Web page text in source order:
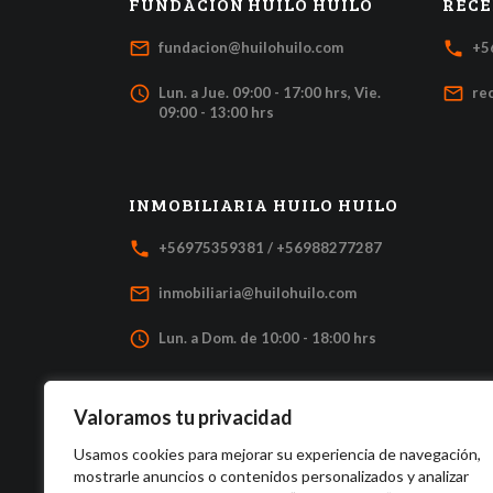
Valoramos tu privacidad
Usamos cookies para mejorar su experiencia de navegación,
mostrarle anuncios o contenidos personalizados y analizar
mail_outline fundacion@huilohuilo.com
access_time Lun. a Jue. 09:00 - 17:00 hrs, Vie.
09:00 - 13:00 hrs
local_phone
mail_outline
INMOBILIARIA HUILO HUILO
local_phone +56975359381 / +56988277287
mail_outline inmobiliaria@huilohuilo.com
access_time Lun. a Dom. de 10:00 - 18:00 hrs